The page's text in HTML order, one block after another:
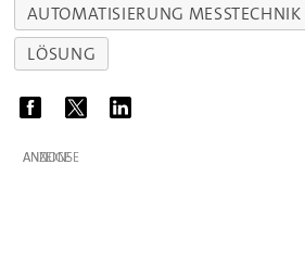
AUTOMATISIERUNG
LÖSUNG
ANZEIGE